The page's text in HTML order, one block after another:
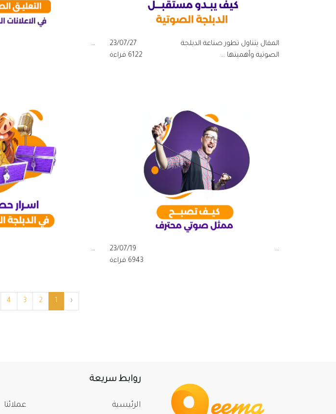
المقال يتناول تطور صناعة الدبلجة
الصوتية وأهميتها ...
23/07/27
6122 قراءة
...
...
23/07/19
6943 قراءة
...
‹
1
2
3
4
روابط سريعة
الرئيسية عملائنا